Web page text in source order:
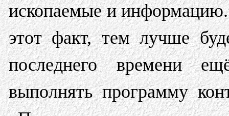
ископаемые и информацию.
этот факт, тем лучше
последнего времени
выполнять программу